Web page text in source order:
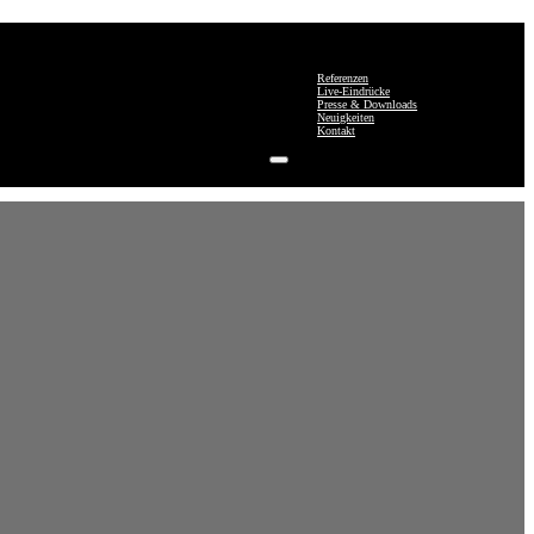
Referenzen
Live-Eindrücke
Presse & Downloads
Neuigkeiten
Kontakt